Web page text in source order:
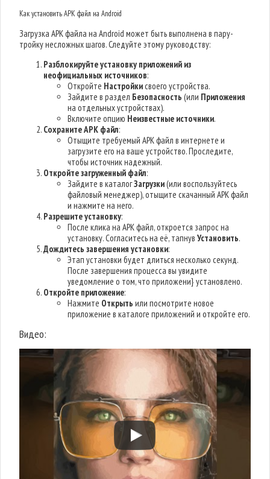
Как установить APK файл на Android
Загрузка APK файла на Android может быть выполнена в пару-
тройку несложных шагов. Следуйте этому руководству:
Разблокируйте установку приложений из
неофициальных источников:
Откройте Настройкисвоего устройства.
Зайдите в раздел Безопасность (или Приложения
на отдельных устройствах).
Включите опцию Неизвестные источники.
Сохраните APK файл:
Отыщите требуемый APK файл в интернете и
загрузите его на ваше устройство. Проследите,
чтобы источник надежный.
Откройте загруженный файл:
Зайдите в каталогЗагрузки(или воспользуйтесь
файловый менеджер), отыщите скачанный APK файл
и нажмите на него.
Разрешите установку:
После клика на APK файл, откроется запрос на
установку. Согласитесь на её, тапнувУстановить.
Дождитесь завершения установки:
Этап установки будет длиться несколько секунд.
После завершения процесса вы увидите
уведомление о том, что приложени} установлено.
Откройте приложение:
Нажмите Открыть или посмотрите новое
приложение в каталоге приложений и откройте его.
Видео: